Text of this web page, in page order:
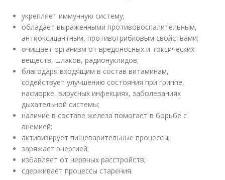
укрепляет иммунную систему;
обладает выраженными противовоспалительным,
антиоксидантным, противогрибковым свойствами;
очищает организм от вредоносных и токсических
веществ, шлаков, радионуклидов;
благодаря входящим в состав витаминам,
содействует улучшению состояния при гриппе,
насморке, вирусных инфекциях, заболеваниях
дыхательной системы;
наличие в составе железа помогает в борьбе с
анемией;
активизирует пищеварительные процессы;
заряжает энергией;
избавляет от нервных расстройств;
сдерживает процессы старения.